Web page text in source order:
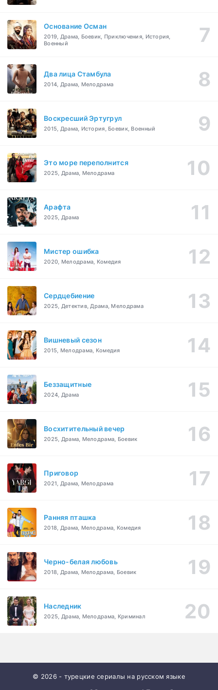
Основание Осман
2019, Драма, Боевик, Приключения, История,
Военный
Два лица Стамбула
2014, Драма, Мелодрама
Воскресший Эртугрул
2015, Драма, История, Боевик, Военный
Это море переполнится
2025, Драма, Мелодрама
Арафта
2025, Драма
Мистер ошибка
2020, Мелодрама, Комедия
Сердцебиение
2025, Детектив, Драма, Мелодрама
Вишневый сезон
2015, Мелодрама, Комедия
Беззащитные
2024, Драма
Восхитительный вечер
2025, Драма, Мелодрама, Боевик
Приговор
2021, Драма, Мелодрама
Ранняя пташка
2018, Драма, Мелодрама, Комедия
Черно-белая любовь
2018, Драма, Мелодрама, Боевик
Наследник
2025, Драма, Мелодрама, Криминал
© 2026 - турецкие сериалы на русском языке